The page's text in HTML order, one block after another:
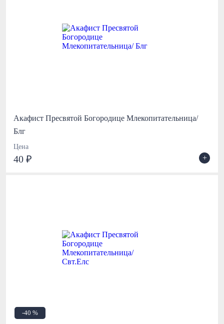
Акафист Пресвятой Богородице Млекопитательница/
Блг
Цена
40 ₽ +
-40 %